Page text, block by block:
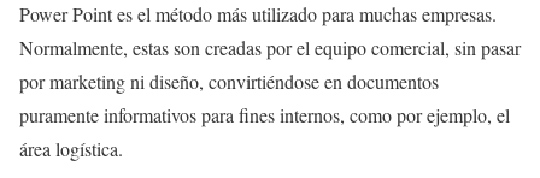
Power Point es el método más utilizado para muchas empresas.
Normalmente, estas son creadas por el equipo comercial, sin pasar
por marketing ni diseño, convirtiéndose en documentos
puramente informativos para fines internos, como por ejemplo, el
área logística.